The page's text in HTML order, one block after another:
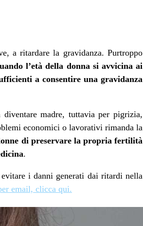
a ritardare la gravidanza. Purtroppo
l’età della donna si avvicina ai
a consentire una gravidanza
madre, tuttavia per pigrizia,
economici o lavorativi rimanda la
di preservare la propria fertilità
.
i danni generati dai ritardi nella
email, clicca qui.